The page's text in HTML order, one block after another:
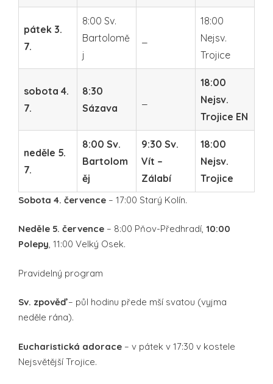
pátek 3.
7.
8:00 Sv.
Bartolomě
j
18:00
Nejsv.
Trojice
sobota 4.
7.
8:30
Sázava
18:00
Nejsv.
Trojice EN
neděle 5.
7.
8:00 Sv.
Bartolom
ěj
9:30 Sv.
Vít –
Zálabí
18:00
Nejsv.
Trojice
Sobota 4. července – 17:00 Starý Kolín.
Neděle 5. července – 8:00 Pňov-Předhradí, 10:00
Polepy, 11:00 Velký Osek.
Pravidelný program
Sv. zpověď– půl hodinu přede mší svatou (vyjma
neděle rána).
Eucharistická adorace – v pátek v 17:30 v kostele
Nejsvětější Trojice.